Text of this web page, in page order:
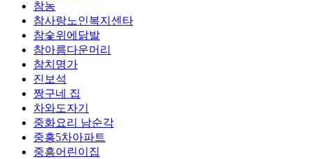
참농
참사랑노인복지센타
참숯위에닭발
참아름다운머리
참치명가
진보석
짱구네 집
차와도자기
중화요리 남순각
중흥5차아파트
중흥어린이집